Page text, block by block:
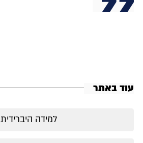
עוד באתר
למידה היברידית